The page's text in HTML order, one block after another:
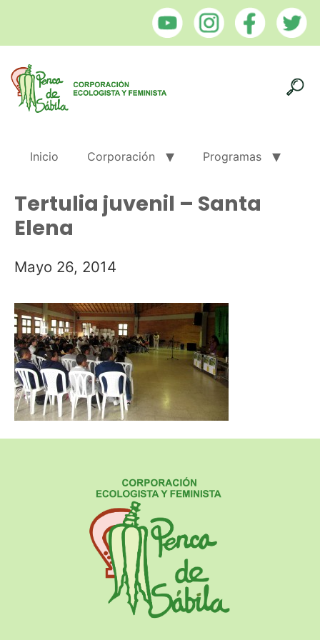
Inicio Corporación Programas
Tertulia juvenil – Santa
Elena
Mayo 26, 2014